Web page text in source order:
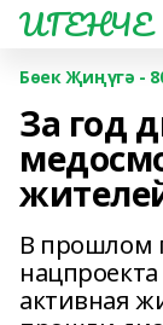
ИГЕНЧЕ
Бөек Җиңүгә -
За год
В прошлом
активная